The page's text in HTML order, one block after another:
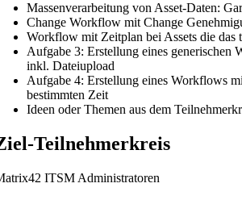
Massenverarbeitung von Asset-Daten:
Change Workflow mit Change
Workflow mit Zeitplan bei Assets die das
Aufgabe 3: Erstellung eines
inkl. Dateiupload
Aufgabe 4: Erstellung eines Workflows
bestimmten Zeit
Ideen oder Themen aus dem
Teilnehmerkreis
ITSM Administratoren